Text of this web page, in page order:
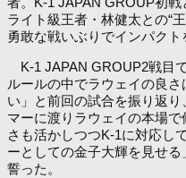
ライト級王者・林健太との“
勇敢な戦いぶりでインパクト
K-1 JAPAN GROUP2戦目
ルールの中でラウェイの良
い」と前回の試合を振り返
マーに渡りラウェイの本場
さも活かしつつK-1に対応し
ーとしての金子大輝を見せ
誓った。